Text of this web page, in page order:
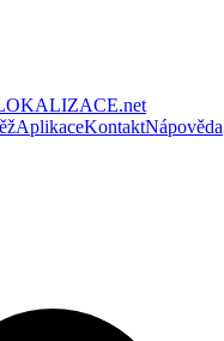
.net
AplikaceKontaktNápověda